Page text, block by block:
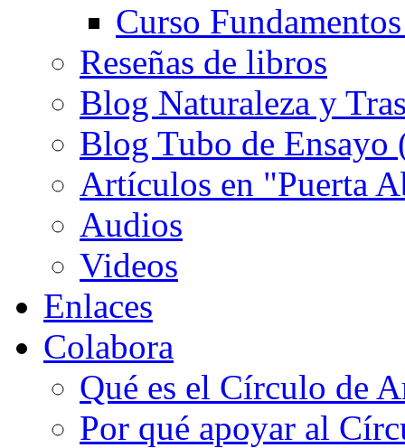
Curso
Reseñas de libros
Blog Naturaleza y
Blog Tubo de Ensayo
Artículos en "Puerta
Audios
Videos
Enlaces
Colabora
Qué es el Círculo de
Por qué apoyar al